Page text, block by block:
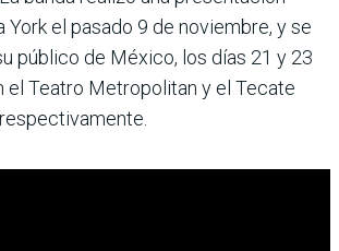
York el pasado 9 de noviembre, y se
público de México, los días 21 y 23
el Teatro Metropolitan y el Tecate